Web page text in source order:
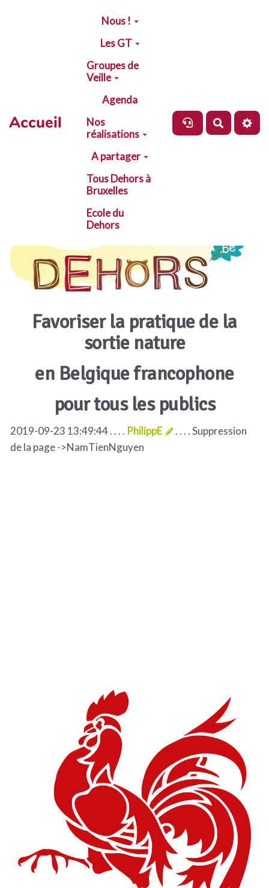
Aller au contenu principal
Accueil
Nous !
Les GT
Groupes de
Veille
Agenda
Nos
réalisations
A partager
Tous Dehors à
Bruxelles
Ecole du
Dehors
Favoriser la pratique de la
sortie nature
en Belgique francophone
pour tous les publics
2019-09-23 13:49:44 . . . . PhilippE
. . . . Suppression
de la page ->NamTienNguyen